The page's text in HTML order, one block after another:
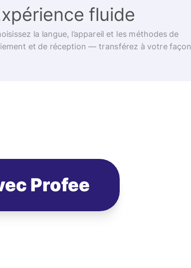
fluide
la langue, l’appareil et les méthodes de
et de réception — transférez à votre façon
Profee